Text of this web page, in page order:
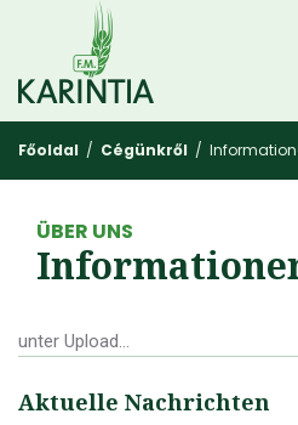
Főoldal / Cégünkről /
ÜBER UNS
unter Upload...
Aktuelle Nachrichten